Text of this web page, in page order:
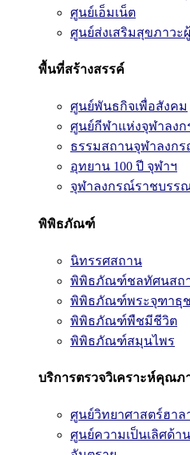
ศูนย์เอ็มเน็ต
ศูนย์ส่งเสริมสุขภาวะ
พื้นที่สร้างสรรค์
ศูนย์พันธกิจเพื่อสังคม
ศูนย์กีฬาแห่งจุฬาลง
ธรรมสถานจุฬาลงก
อุทยาน 100 ปี จุฬาฯ
จุฬาลงกรณ์ราชบรร
พิพิธภัณฑ์
นิทรรศสถาน
พิพิธภัณฑ์ชลทัศนสถ
พิพิธภัณฑ์พระจุฑาธุ
พิพิธภัณฑ์พืชมีชีวิต
พิพิธภัณฑ์สมุนไพร
บริการตรวจวิเคราะห์คุณภ
ศูนย์วิทยาศาสตร์ฮาล
ศูนย์ความเป็นเลิศด้า